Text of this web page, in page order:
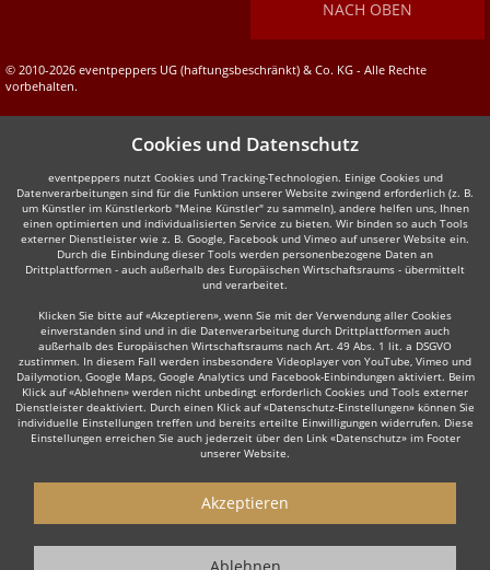
NACH OBEN
© 2010-2026 eventpeppers UG (haftungsbeschränkt) & Co. KG - Alle Rechte
vorbehalten.
Cookies und Datenschutz
eventpeppers nutzt Cookies und Tracking-Technologien. Einige Cookies und
Datenverarbeitungen sind für die Funktion unserer Website zwingend erforderlich (z. B.
um Künstler im Künstlerkorb "Meine Künstler" zu sammeln), andere helfen uns, Ihnen
einen optimierten und individualisierten Service zu bieten. Wir binden so auch Tools
externer Dienstleister wie z. B. Google, Facebook und Vimeo auf unserer Website ein.
Durch die Einbindung dieser Tools werden personenbezogene Daten an
Drittplattformen - auch außerhalb des Europäischen Wirtschaftsraums - übermittelt
und verarbeitet.
Klicken Sie bitte auf «Akzeptieren», wenn Sie mit der Verwendung aller Cookies
einverstanden sind und in die Datenverarbeitung durch Drittplattformen auch
außerhalb des Europäischen Wirtschaftsraums nach Art. 49 Abs. 1 lit. a DSGVO
zustimmen. In diesem Fall werden insbesondere Videoplayer von YouTube, Vimeo und
Dailymotion, Google Maps, Google Analytics und Facebook-Einbindungen aktiviert. Beim
Klick auf «Ablehnen» werden nicht unbedingt erforderlich Cookies und Tools externer
Dienstleister deaktiviert. Durch einen Klick auf «Datenschutz-Einstellungen» können Sie
individuelle Einstellungen treffen und bereits erteilte Einwilligungen widerrufen. Diese
Einstellungen erreichen Sie auch jederzeit über den Link «Datenschutz» im Footer
unserer Website.
Akzeptieren